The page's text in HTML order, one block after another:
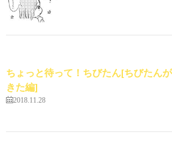
ちょっと待って！ちびたん[ちびたん
きた編]
2018.11.28